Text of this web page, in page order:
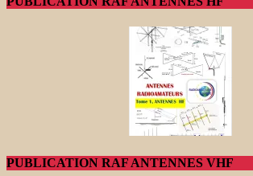
PUBLICATION RAF ANTENNES VHF